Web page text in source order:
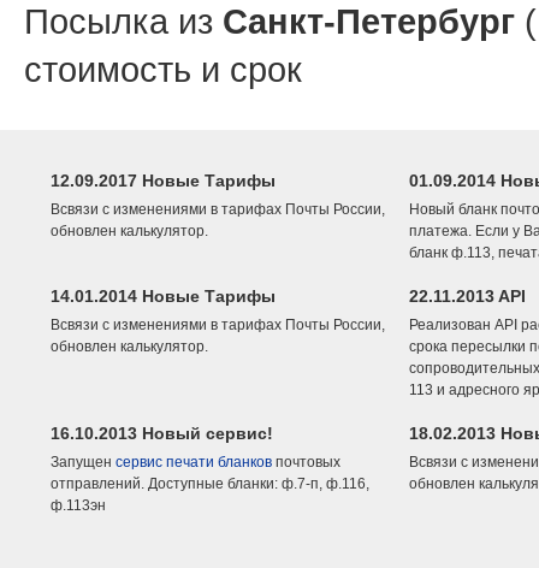
Посылка из Санкт-Петербург
стоимость и срок
12.09.2017 Новые Тарифы
Всвязи с изменениями в тарифах Почты России,
обновлен калькулятор.
01.09.2014
Новый бланк
платежа. Если у
бланк ф.113,
14.01.2014 Новые Тарифы
Всвязи с изменениями в тарифах Почты России,
обновлен калькулятор.
22.11.2013 API
Реализован API
срока пересылки
113 и адресного
16.10.2013 Новый сервис!
Запущен сервис печати бланков почтовых
отправлений. Доступные бланки: ф.7-п, ф.116,
ф.113эн
18.02.2013
Всвязи с
обновлен